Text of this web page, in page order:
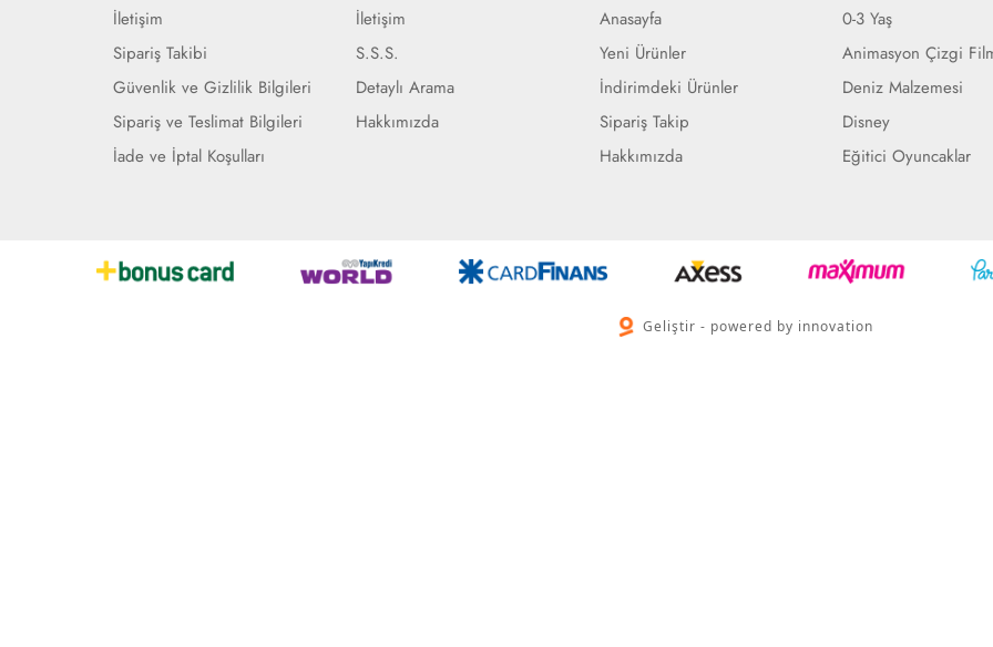
İletişim
Sipariş Takibi
Güvenlik ve Gizlilik Bilgileri
Sipariş ve Teslimat Bilgileri
İade ve İptal Koşulları
İletişim
S.S.S.
Detaylı Arama
Hakkımızda
Anasayfa
Yeni Ürünler
İndirimdeki Ürünler
Sipariş Takip
Hakkımızda
0-3 Yaş
Animasyon Çizgi
Deniz Malzemesi
Disney
Eğitici Oyuncaklar
Geliştir - powered by innovation